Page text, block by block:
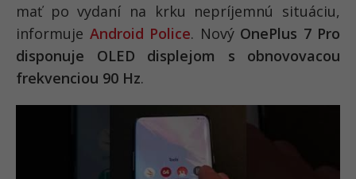
mať po vydaní na krku nepríjemnú situáciu,
informuje Android Police. Nový OnePlus 7 Pro
disponuje OLED displejom s obnovovacou
frekvenciou 90 Hz.